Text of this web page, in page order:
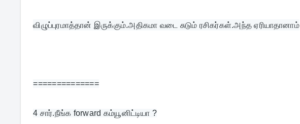
விழுப்புரமாத்தான் இருக்கும்.அதிகமா வடை சுடும் ரசிகர்கள்.அந்த ஏரியாதானாம்
==============
4 சார்.நீங்க forward கம்யூனிட்டியா ?